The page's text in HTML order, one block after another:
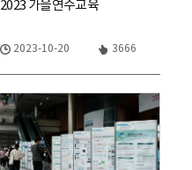
2023 가을연수교육
2023-10-20 3666